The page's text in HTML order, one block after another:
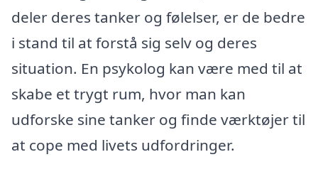
deler deres tanker og følelser, er de bedre
i stand til at forstå sig selv og deres
situation. En psykolog kan være med til at
skabe et trygt rum, hvor man kan
udforske sine tanker og finde værktøjer til
at cope med livets udfordringer.